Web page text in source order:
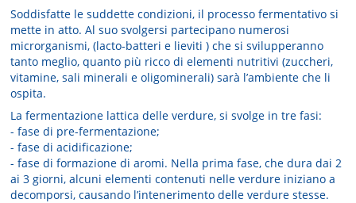
Soddisfatte le suddette condizioni, il processo fermentativo si
mette in atto. Al suo svolgersi partecipano numerosi
microrganismi, (lacto-batteri e lieviti ) che si svilupperanno
tanto meglio, quanto più ricco di elementi nutritivi (zuccheri,
vitamine, sali minerali e oligominerali) sarà l’ambiente che li
ospita.
La fermentazione lattica delle verdure, si svolge in tre fasi:
- fase di pre-fermentazione;
- fase di acidificazione;
- fase di formazione di aromi. Nella prima fase, che dura dai 2
ai 3 giorni, alcuni elementi contenuti nelle verdure iniziano a
decomporsi, causando l’intenerimento delle verdure stesse.